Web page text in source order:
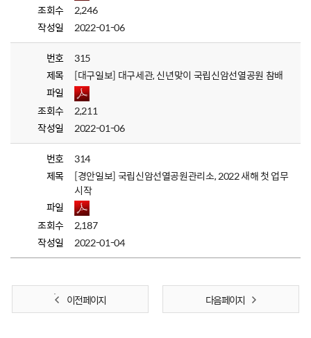
조회수
2,246
작성일
2022-01-06
번호
315
제목
[대구일보] 대구세관, 신년맞이 국립신암선열공원 참배
파일
조회수
2,211
작성일
2022-01-06
번호
314
제목
[경안일보] 국립신암선열공원관리소, 2022 새해 첫 업무
시작
파일
조회수
2,187
작성일
2022-01-04
이전 페이지 다음 페이지